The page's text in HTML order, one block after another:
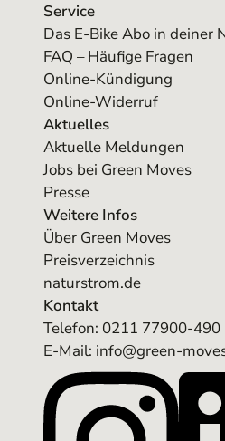
Service
Das E-Bike Abo in deiner
FAQ – Häufige Fragen
Online-Kündigung
Online-Widerruf
Aktuelles
Aktuelle Meldungen
Jobs bei Green Moves
Presse
Weitere Infos
Über Green Moves
Preisverzeichnis
naturstrom.de
Kontakt
Telefon: 0211 77900-490
E-Mail: info@green-